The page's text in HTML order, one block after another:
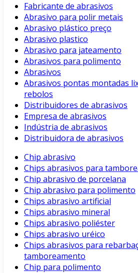
Fabricante de abrasivos
Abrasivo para polir metais
Abrasivo plástico preço
Abrasivo plastico
Abrasivo para jateamento
Abrasivos para polimento
Abrasivos
Abrasivos pontas montadas
rebolos
Distribuidores de abrasivos
Empresa de abrasivos
Indústria de abrasivos
Distribuidora de abrasivos
Chip abrasivo
Chips abrasivos para
Chip abrasivo de porcelana
Chip abrasivo para polimento
Chips abrasivo artificial
Chips abrasivo mineral
Chips abrasivo poliéster
Chips abrasivo uréico
Chips abrasivos para
tamboreamento
Chip para polimento